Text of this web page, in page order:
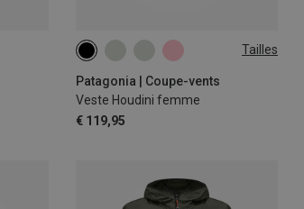
Tailles
Patagonia | Coupe-vents
Veste Houdini femme
€ 119,95
XS S M